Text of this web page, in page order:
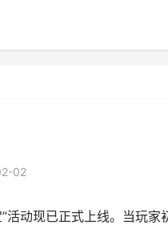
02
活动现已正式上线。当玩